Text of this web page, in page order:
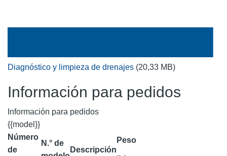
Diagnóstico y limpieza de drenajes (20,33 MB)
Información para pedidos
Información para pedidos
{{model}}
Número
de
N.° de
Descripción
Peso